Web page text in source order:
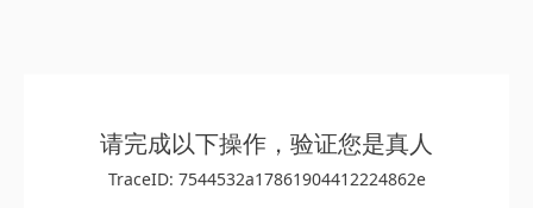
请完成以下操作，验证您是真人
TraceID: 7544532a17861904412224862e